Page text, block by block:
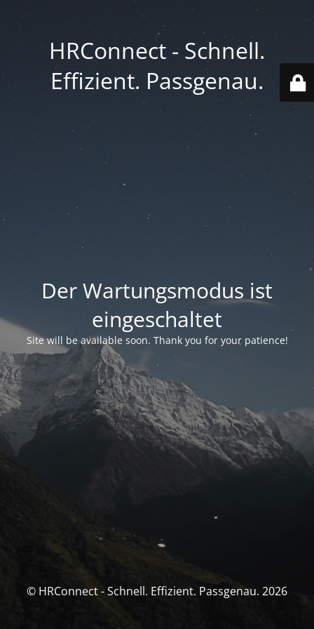
HRConnect - Schnell.
Effizient. Passgenau.
Der Wartungsmodus ist
eingeschaltet
Site will be available soon. Thank you for your patience!
© HRConnect - Schnell. Effizient. Passgenau. 2026